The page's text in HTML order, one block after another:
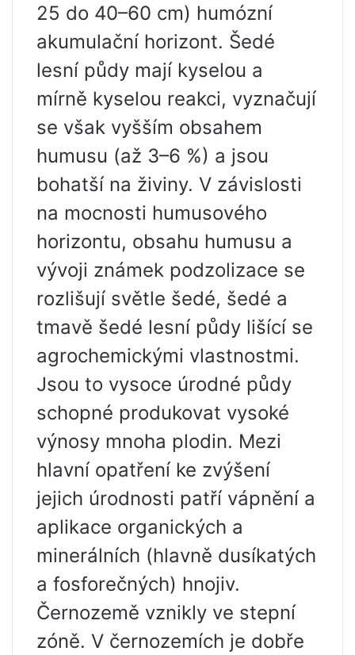
25 do 40–60 cm) humózní
akumulační horizont. Šedé
lesní půdy mají kyselou a
mírně kyselou reakci, vyznačují
se však vyšším obsahem
humusu (až 3–6 %) a jsou
bohatší na živiny. V závislosti
na mocnosti humusového
horizontu, obsahu humusu a
vývoji známek podzolizace se
rozlišují světle šedé, šedé a
tmavě šedé lesní půdy lišící se
agrochemickými vlastnostmi.
Jsou to vysoce úrodné půdy
schopné produkovat vysoké
výnosy mnoha plodin. Mezi
hlavní opatření ke zvýšení
jejich úrodnosti patří vápnění a
aplikace organických a
minerálních (hlavně dusíkatých
a fosforečných) hnojiv.
Černozemě vznikly ve stepní
zóně. V černozemích je dobře